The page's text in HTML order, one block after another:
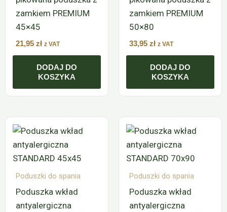
zamkiem PREMIUM
45×45
21,95 zł z VAT
DODAJ DO
KOSZYKA
zamkiem PREMIUM
50×80
33,95 zł z VAT
DODAJ DO
KOSZYKA
Poduszki do spania
Poduszka wkład
antyalergiczna
Poduszki do spania
Poduszka wkład
antyalergiczna